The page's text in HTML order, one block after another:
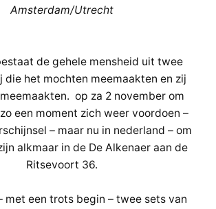
warm
–
2
november
Alkmaar
–
1600
Amsterdam/Utrecht
de gehele mensheid uit twee
die het mochten meemaakten en zij
op za 2 november om
een moment zich weer voordoen –
– maar nu in nederland – om
alkmaar in de De Alkenaer aan de
Ritsevoort 36.
met een trots begin – twee sets van